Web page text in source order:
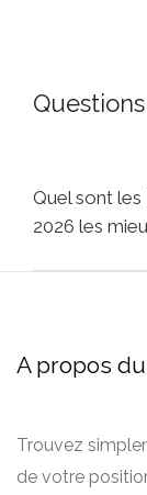
Quel sont
2026 les
A propos
Trouvez
de votre